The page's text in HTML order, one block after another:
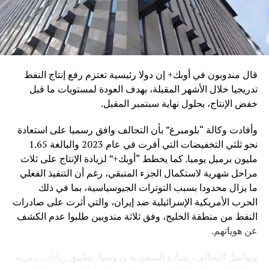
في “المياه العميقة”. ومن ثمّ علينا تحديد موقع البئر المقبلة الذي
يمكن أن يتمّ فيها تحقيق النجاح والتوصّل الى اكتشافات للغاز
والنفط.
وذكرت المصادر بأنّ فترة الاستكشاف تمتدّ على مرحلتين:
الأولى مدّتها ثلاث سنوات، والثانية سنتان وقد يضاف اليها سنة
واحدة بقرار من وزير الطاقة في حال دعت الحاجة الى استكمال
2025 (إذ جرى تمديد المدّة في مجلس النوّاب بسبب وباء
كورونا). ولهذا فإنّ الحفر في البئر الاستكشافية في البلوك 9
يكتسي أهمية بالغة كونه، من جهة أولى، سيريح لبنان في حال
جرى اكتشاف كميات تجارية من الغاز والنفط، ومن جهة ثانية،
سيجلب شركات أخرى لتقديم طلبات الإشتراك في دورة
التراخيص الثانية التي مُددت مهلتها حتى 2 تشرين الأول المقبل،
لتلزيم البلوكات الثمانية المتبقية.
قال مندوبون في أوبك+ إن دولا رئيسية تعتزم رفع إنتاج النفط
تدريجيا خلال الأشهر المقبلة، بهدف العودة لمستويات ما قبل
خفض الإنتاج، بحلول نهاية سبتمبر المقبل.
وأفادت وكالة “بلومبرغ” بأن التحالف وافق رسميا على استعادة
نحو ثلثي التخفيضات التي أقرت في عام 2023 والبالغة 1.65
مليون برميل يوميا. كما يخطط “أوبك+” لزيادة الإنتاج على ثلاث
مراحل شهرية لاستكمال الجزء المتبقي، رغم أن التنفيذ الفعلي
ما يزال محدودا بسبب التوترات الجيوسياسية، بما في ذلك
الحرب الأمريكية الإسرائيلية ضد إيران، والتي أثرت على صادرات
النفط من منطقة الخليج، وفق ثلاثة مندوبين طلبوا عدم الكشف
عن هوياتهم.
ويواصل التحالف، بقيادة السعودية وروسيا، تطبيق زيادات رمزية